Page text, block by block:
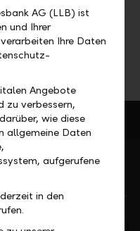
Print
to Friday, 8 a. m. –
AG (LLB) ist
und Ihrer
Ihre Daten
Angebote
zu verbessern,
wie diese
allgemeine Daten
aufgerufene
in den